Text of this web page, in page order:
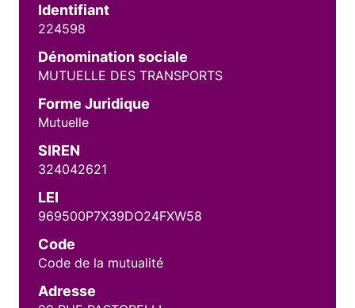
Identifiant
224598
Dénomination sociale
MUTUELLE DES TRANSPORTS
Forme Juridique
Mutuelle
SIREN
324042621
LEI
969500P7X39DO24FXW58
Code
Code de la mutualité
Adresse